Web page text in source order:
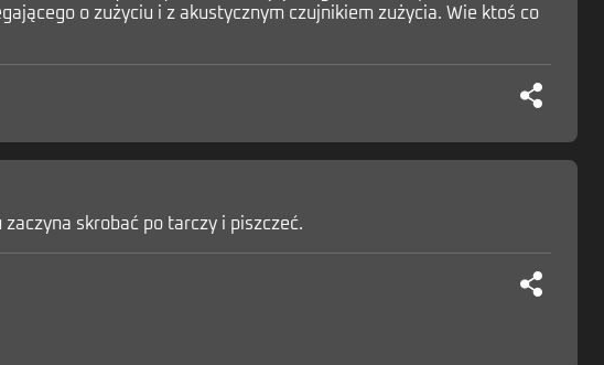
o zużyciu i z akustycznym czujnikiem zużycia. Wie ktoś co
skrobać po tarczy i piszczeć.